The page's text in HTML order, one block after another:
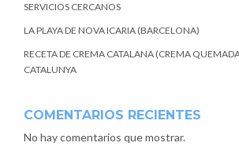
SERVICIOS CERCANOS
LA PLAYA DE NOVA ICARIA (BARCELONA)
RECETA DE CREMA CATALANA (CREMA
CATALUNYA
COMENTARIOS RECIENTES
No hay comentarios que mostrar.